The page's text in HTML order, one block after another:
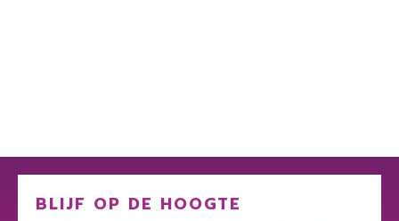
BLIJF OP DE HOOGTE